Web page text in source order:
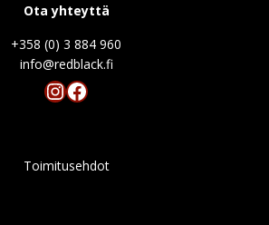
Ota yhteyttä
+358 (0) 3 884 960
info@redblack.f
Instagram
Facebook
Toimitusehdot